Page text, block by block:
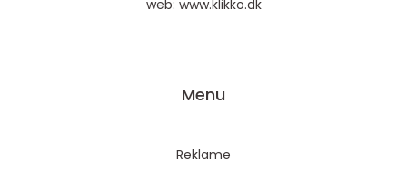
web: www.klikko.dk
Menu
Reklame